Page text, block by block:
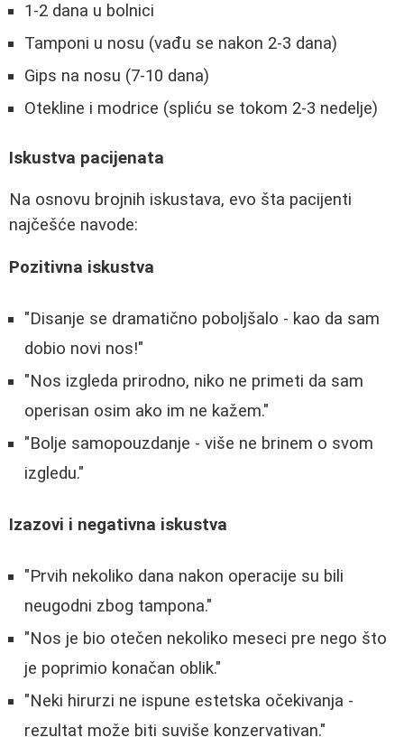
1-2 dana u bolnici
Tamponi u nosu (vađu se nakon 2-3 dana)
Gips na nosu (7-10 dana)
Otekline i modrice (spliću se tokom 2-3 nedelje)
Iskustva pacijenata
Na osnovu brojnih iskustava, evo šta pacijenti
najčešće navode:
Pozitivna iskustva
"Disanje se dramatično poboljšalo - kao da sam
dobio novi nos!"
"Nos izgleda prirodno, niko ne primeti da sam
operisan osim ako im ne kažem."
"Bolje samopouzdanje - više ne brinem o svom
izgledu."
Izazovi i negativna iskustva
"Prvih nekoliko dana nakon operacije su bili
neugodni zbog tampona."
"Nos je bio otečen nekoliko meseci pre nego što
je poprimio konačan oblik."
"Neki hirurzi ne ispune estetska očekivanja -
rezultat može biti suviše konzervativan."